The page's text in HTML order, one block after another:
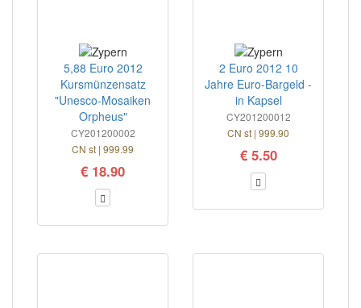
5,88 Euro 2012
Kursmünzensatz
"Unesco-Mosaiken
Orpheus"
CY201200002
CN st | 999.99
€ 18.90
2 Euro 2012 10
Jahre Euro-Bargeld -
in Kapsel
CY201200012
CN st | 999.90
€ 5.50